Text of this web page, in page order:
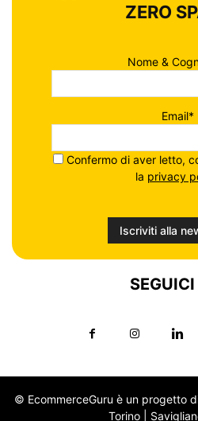
ZERO
Nome &
Email*
Confermo di aver letto,
la privacy
© EcommerceGuru è un progetto
Torino |